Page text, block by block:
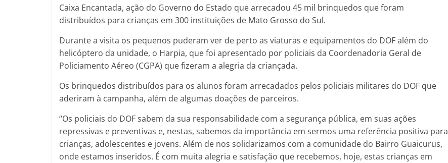
Caixa Encantada, ação do Governo do Estado que arrecadou 45 mil brinquedos que foram
distribuídos para crianças em 300 instituições de Mato Grosso do Sul.
Durante a visita os pequenos puderam ver de perto as viaturas e equipamentos do DOF além do
helicóptero da unidade, o Harpia, que foi apresentado por policiais da Coordenadoria Geral de
Policiamento Aéreo (CGPA) que fizeram a alegria da criançada.
Os brinquedos distribuídos para os alunos foram arrecadados pelos policiais militares do DOF que
aderiram à campanha, além de algumas doações de parceiros.
“Os policiais do DOF sabem da sua responsabilidade com a segurança pública, em suas ações
repressivas e preventivas e, nestas, sabemos da importância em sermos uma referência positiva para
crianças, adolescentes e jovens. Além de nos solidarizamos com a comunidade do Bairro Guaicurus,
onde estamos inseridos. É com muita alegria e satisfação que recebemos, hoje, estas crianças em